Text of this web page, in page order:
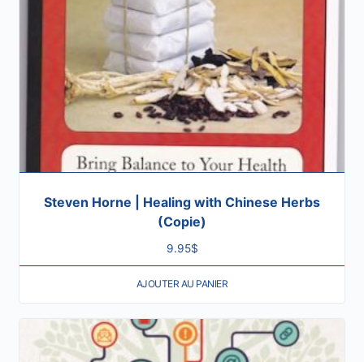
Steven Horne | Healing with Chinese Herbs
(Copie)
9.95$
AJOUTER AU PANIER